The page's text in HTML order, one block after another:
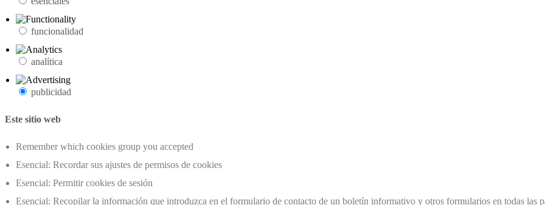
funcionalidad
analítica
publicidad
Este sitio web
Remember which cookies group you accepted
Esencial: Recordar sus ajustes de permisos de cookies
Esencial: Permitir cookies de sesión
Esencial: Recopilar la información que introduzca en el formulario de contacto de un boletín informativo y otros formularios en todas las